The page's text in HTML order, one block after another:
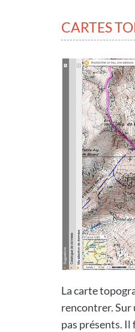
CARTES
La carte
rencontrer. Sur
pas présents. Il